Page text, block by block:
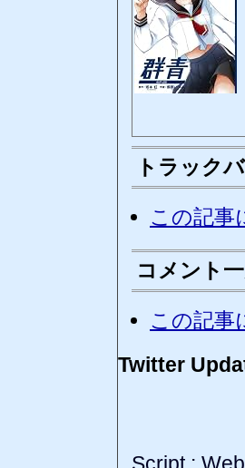
トラック
この記事
コメント
この記事
Twitter